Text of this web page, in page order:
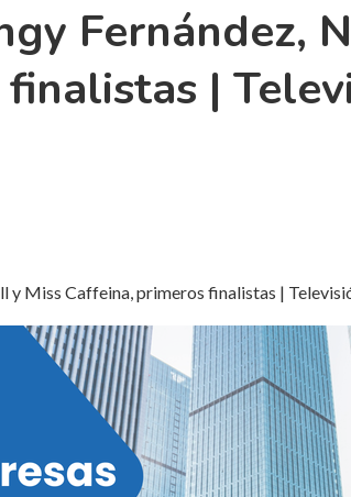
Fernández,
|
y Miss Caffeina, primeros finalistas |